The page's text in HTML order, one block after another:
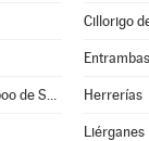
Cillorigo
Hermandad de Campoo de Suso Herrerías
Liérganes